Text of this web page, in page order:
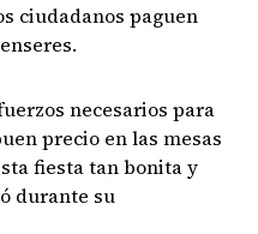
ciudadanos paguen
necesarios para
precio en las mesas
fiesta tan bonita y
durante su